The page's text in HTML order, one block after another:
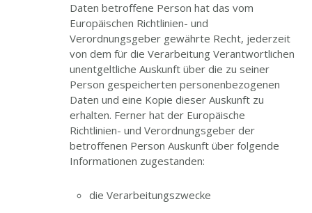
Daten betroffene Person hat das vom
Europäischen Richtlinien- und
Verordnungsgeber gewährte Recht, jederzeit
von dem für die Verarbeitung Verantwortlichen
unentgeltliche Auskunft über die zu seiner
Person gespeicherten personenbezogenen
Daten und eine Kopie dieser Auskunft zu
erhalten. Ferner hat der Europäische
Richtlinien- und Verordnungsgeber der
betroffenen Person Auskunft über folgende
Informationen zugestanden:
die Verarbeitungszwecke